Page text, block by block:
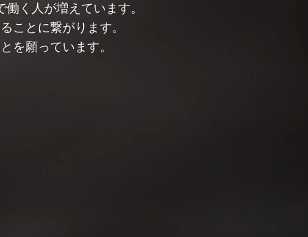
く人が増えています。
ことに繋がります。
を願っています。